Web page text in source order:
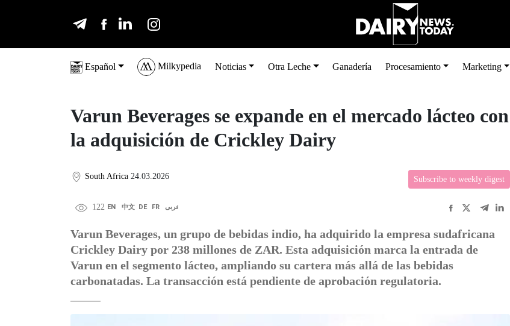
Español Milkypedia Noticias Otra Leche Ganadería Procesamiento Marketing
Varun Beverages se expande en el mercado lácteo con
la adquisición de Crickley Dairy
South Africa 24.03.2026 Subscribe to weekly digest
122 EN 中文 DE FR عربى
Varun Beverages, un grupo de bebidas indio, ha adquirido la empresa sudafricana
Crickley Dairy por 238 millones de ZAR. Esta adquisición marca la entrada de
Varun en el segmento lácteo, ampliando su cartera más allá de las bebidas
carbonatadas. La transacción está pendiente de aprobación regulatoria.